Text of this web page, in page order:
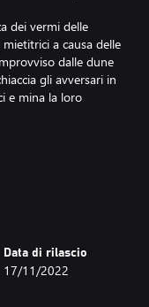
dei vermi delle
a causa delle
dalle dune
gli avversari in
e mina la loro
delle
l'imperatore
Stai con le
Data di rilascio
17/11/2022